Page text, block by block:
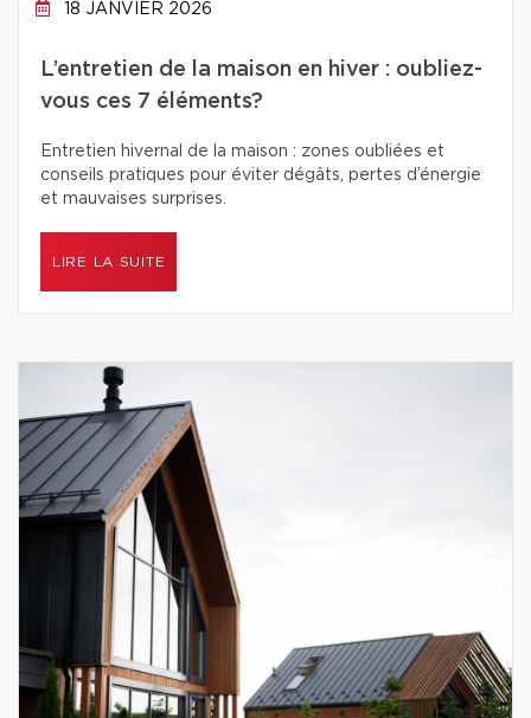
18 JANVIER 2026
L’entretien de la maison en hiver : oubliez-
vous ces 7 éléments?
Entretien hivernal de la maison : zones oubliées et
conseils pratiques pour éviter dégâts, pertes d’énergie
et mauvaises surprises.
LIRE LA SUITE